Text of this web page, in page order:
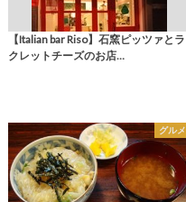
【Italian bar Riso】石窯ピッツァとラ
クレットチーズのお店…
グルメ